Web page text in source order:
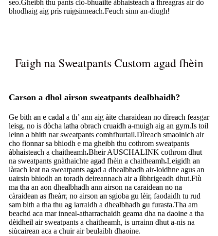
seo.Gheibh thu pants clò-bhuailte àbhaisteach a fhreagras air do
bhodhaig aig prìs ruigsinneach.Feuch sinn an-diugh!
Faigh na Sweatpants Custom agad fhèin
Carson a dhol airson sweatpants dealbhaidh?
Ge bith an e cadal a th’ ann aig àite charaidean no dìreach feasgar
leisg, no is dòcha latha obrach cruaidh a-muigh aig an gym.Is toil
leinn a bhith nar sweatpants comhfhurtail.Dìreach smaoinich air
cho fionnar sa bhiodh e ma gheibh thu cothrom sweatpants
àbhaisteach a chaitheamh.Bheir AUSCHALINK cothrom dhut
na sweatpants gnàthaichte agad fhèin a chaitheamh.Leigidh an
làrach leat na sweatpants agad a dhealbhadh air-loidhne agus an
uairsin bhiodh an toradh deireannach air a lìbhrigeadh dhut.Fiù
ma tha an aon dhealbhadh ann airson na caraidean no na
càraidean as fheàrr, no airson an sgioba gu lèir, faodaidh tu rud
sam bith a tha thu ag iarraidh a dhealbhadh gu furasta.Tha am
beachd aca mar inneal-atharrachaidh geama dha na daoine a tha
dèidheil air sweatpants a chaitheamh, is urrainn dhut a-nis na
siùcairean aca a chuir air beulaibh dhaoine.